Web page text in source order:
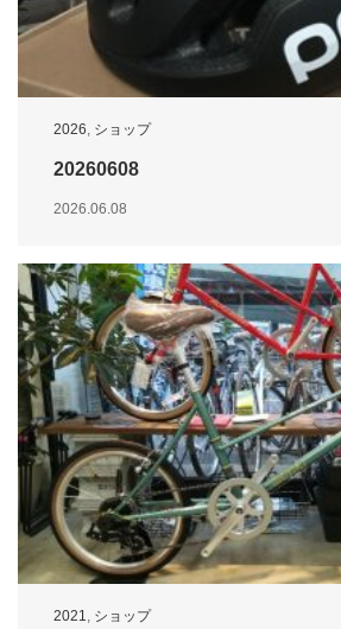
2026, ショップ
20260608
2026.06.08
2021 ショップ